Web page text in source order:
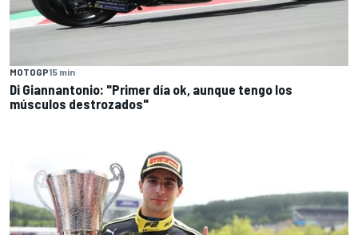
MOTOGP15 min
Di Giannantonio: "Primer día ok, aunque tengo los
músculos destrozados"